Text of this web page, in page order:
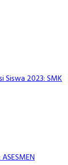
Siswa 2023: SMK